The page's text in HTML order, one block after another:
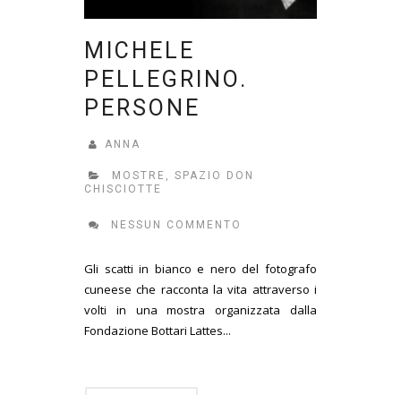
MICHELE
PELLEGRINO.
PERSONE
ANNA
MOSTRE , SPAZIO DON
CHISCIOTTE
NESSUN COMMENTO
Gli scatti in bianco e nero del fotografo
cuneese che racconta la vita attraverso i
volti in una mostra organizzata dalla
Fondazione Bottari Lattes...